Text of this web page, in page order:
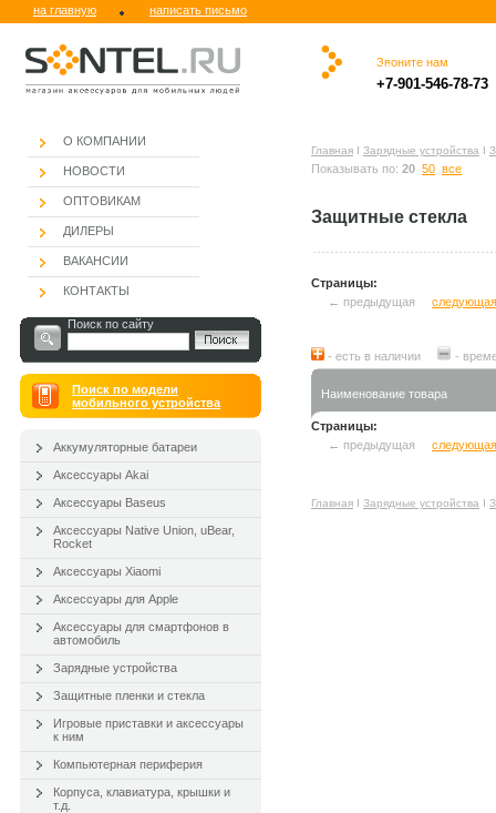
на главную написать письмо
Звоните нам
..ю
..
.+7-901-546-78-73
.
О КОМПАНИИ
НОВОСТИ
ОПТОВИКАМ
ДИЛЕРЫ
ВАКАНСИИ
КОНТАКТЫ
Поиск по сайту
Поиск по модели
мобильного устройства
Аккумуляторные батареи
Аксессуары Akai
Аксессуары Baseus
Аксессуары Native Union, uBear,
Rocket
Аксессуары Xiaomi
Аксессуары для Apple
Аксессуары для смартфонов в
автомобиль
Зарядные устройства
Защитные пленки и стекла
Игровые приставки и аксессуары
к ним
Компьютерная периферия
Корпуса, клавиатура, крышки и
т.д.
Главная Ι Зарядные устройства Ι
Показывать по: 20 50 все
Защитные стекла
Страницы:
← предыдущая
- есть в наличии -
Наименование товара
Страницы:
← предыдущая
Главная Ι Зарядные устройства Ι